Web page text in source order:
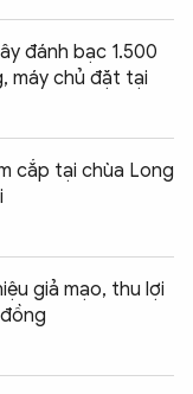
đánh bạc 1.500
máy chủ đặt tại
cắp tại chùa Long
giả mạo, thu lợi